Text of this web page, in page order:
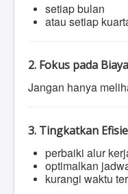
setiap bulan
atau setiap
2. Fokus pada
Jangan hanya
3. Tingkatkan
perbaiki alur
optimalkan
kurangi waktu